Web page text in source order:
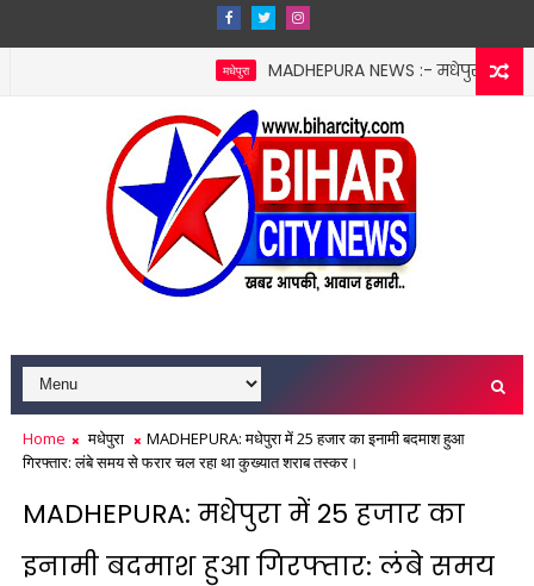
MADHEPURA NEWS :- मधेपुरा श्राद्ध
और सेवन पर ₹5100 जुर्माना, ग्रामीणों ने बनाई 'नशा मुक्ति निगरानी
Home मधेपुरा
MADHEPURA: मधेपुरा में 25 हजार का इनामी बदमाश हुआ
गिरफ्तार: लंबे समय से फरार चल रहा था कुख्यात शराब तस्कर।
MADHEPURA: मधेपुरा में 25 हजार का
इनामी बदमाश हुआ गिरफ्तार: लंबे समय